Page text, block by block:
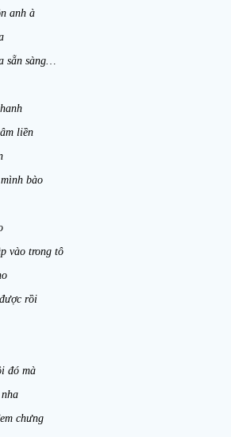
anh à
sẵn sàng…
liền
bào
vào trong tô
rồi
đó mà
chưng